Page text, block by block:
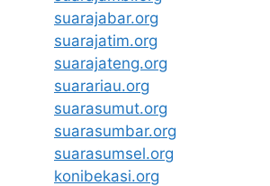
suarajabar.org
suarajatim.org
suarajateng.org
suarariau.org
suarasumut.org
suarasumbar.org
suarasumsel.org
konibekasi.org